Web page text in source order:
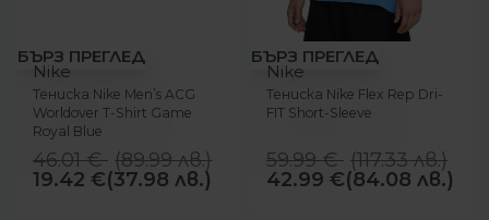
-58%
БЪРЗ ПРЕГЛЕД
Nike
Тениска Nike Men’s ACG
Worldover T-Shirt Game
Royal Blue
46.01€ (89.99лв.)
19.42 €(37.98 лв.)
-28%
БЪРЗ ПРЕГЛЕД
Nike
Тениска Nike Flex Rep Dri-
FIT Short-Sleeve
59.99€ (117.33лв.)
42.99 €(84.08 лв.)